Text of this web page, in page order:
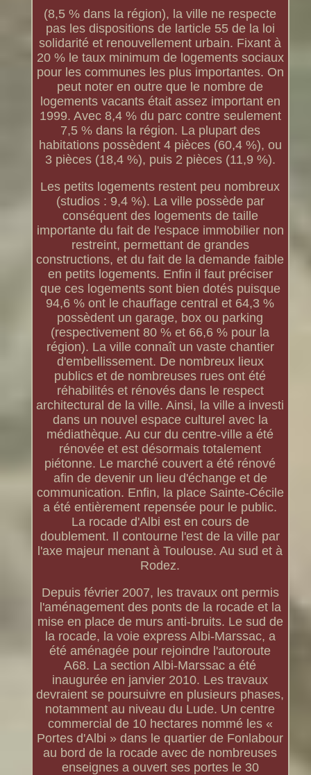
(8,5 % dans la région), la ville ne respecte
pas les dispositions de larticle 55 de la loi
solidarité et renouvellement urbain. Fixant à
20 % le taux minimum de logements sociaux
pour les communes les plus importantes. On
peut noter en outre que le nombre de
logements vacants était assez important en
1999. Avec 8,4 % du parc contre seulement
7,5 % dans la région. La plupart des
habitations possèdent 4 pièces (60,4 %), ou
3 pièces (18,4 %), puis 2 pièces (11,9 %).
Les petits logements restent peu nombreux
(studios : 9,4 %). La ville possède par
conséquent des logements de taille
importante du fait de l'espace immobilier non
restreint, permettant de grandes
constructions, et du fait de la demande faible
en petits logements. Enfin il faut préciser
que ces logements sont bien dotés puisque
94,6 % ont le chauffage central et 64,3 %
possèdent un garage, box ou parking
(respectivement 80 % et 66,6 % pour la
région). La ville connaît un vaste chantier
d'embellissement. De nombreux lieux
publics et de nombreuses rues ont été
réhabilités et rénovés dans le respect
architectural de la ville. Ainsi, la ville a investi
dans un nouvel espace culturel avec la
médiathèque. Au cur du centre-ville a été
rénovée et est désormais totalement
piétonne. Le marché couvert a été rénové
afin de devenir un lieu d'échange et de
communication. Enfin, la place Sainte-Cécile
a été entièrement repensée pour le public.
La rocade d'Albi est en cours de
doublement. Il contourne l'est de la ville par
l'axe majeur menant à Toulouse. Au sud et à
Rodez.
Depuis février 2007, les travaux ont permis
l'aménagement des ponts de la rocade et la
mise en place de murs anti-bruits. Le sud de
la rocade, la voie express Albi-Marssac, a
été aménagée pour rejoindre l'autoroute
A68. La section Albi-Marssac a été
inaugurée en janvier 2010. Les travaux
devraient se poursuivre en plusieurs phases,
notamment au niveau du Lude. Un centre
commercial de 10 hectares nommé les «
Portes d'Albi » dans le quartier de Fonlabour
au bord de la rocade avec de nombreuses
enseignes a ouvert ses portes le 30